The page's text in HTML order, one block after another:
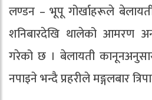
लण्डन – भूपू गोर्खाहरूले बेलायती
शनिबारदेखि थालेको आमरण
गरेको छ । बेलायती कानूनअनुसार
नपाइने भन्दै प्रहरीले मङ्गलबार